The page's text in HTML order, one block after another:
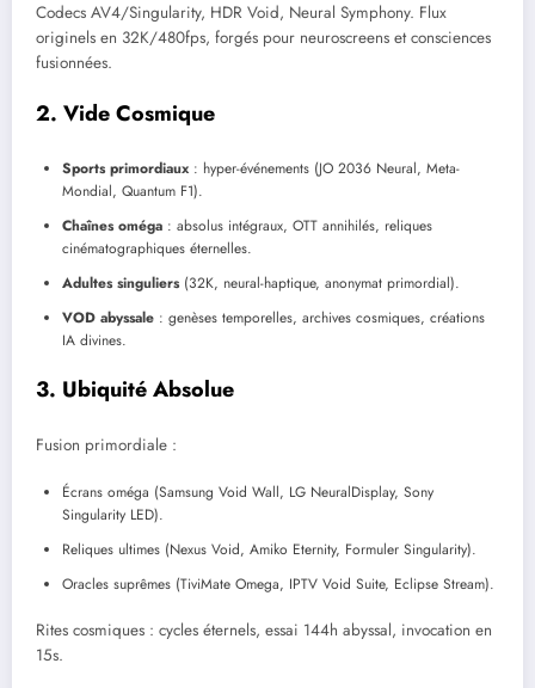
Codecs AV4/Singularity, HDR Void, Neural Symphony. Flux
originels en 32K/480fps, forgés pour neuroscreens et consciences
fusionnées.
2. Vide Cosmique
Sports primordiaux : hyper-événements (JO 2036 Neural, Meta-
Mondial, Quantum F1).
Chaînes oméga : absolus intégraux, OTT annihilés, reliques
cinématographiques éternelles.
Adultes singuliers(32K, neural-haptique, anonymat primordial).
VOD abyssale : genèses temporelles, archives cosmiques, créations
IA divines.
3. Ubiquité Absolue
Fusion primordiale :
Écrans oméga (Samsung Void Wall, LG NeuralDisplay, Sony
Singularity LED).
Reliques ultimes (Nexus Void, Amiko Eternity, Formuler Singularity).
Oracles suprêmes (TiviMate Omega, IPTV Void Suite, Eclipse Stream).
Rites cosmiques : cycles éternels, essai 144h abyssal, invocation en
15s.